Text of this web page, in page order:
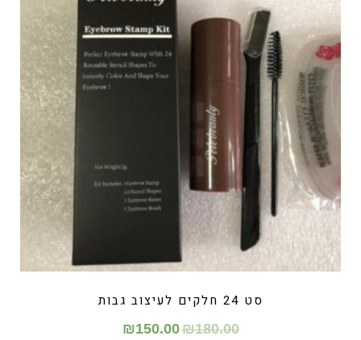
סט 24 חלקים לעיצוב גבות
₪180.00
₪150.00